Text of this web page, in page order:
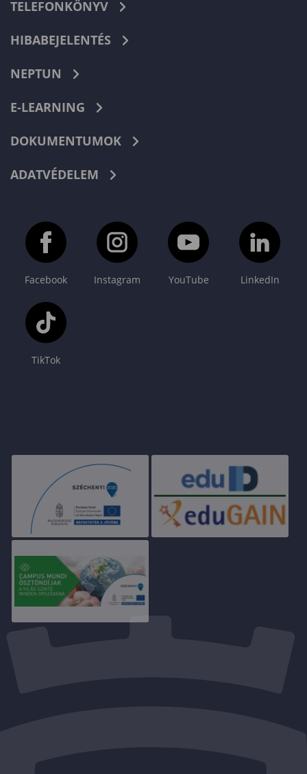
TELEFONKÖNYV
HIBABEJELENTÉS
NEPTUN
E-LEARNING
DOKUMENTUMOK
ADATVÉDELEM
Facebook Instagram YouTube LinkedIn
TikTok